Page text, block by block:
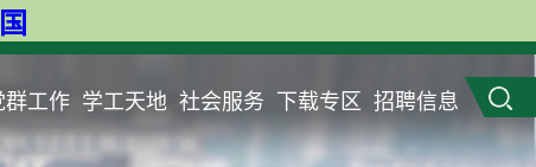
群工作 学工天地 社会服务 下载专区 招聘信息